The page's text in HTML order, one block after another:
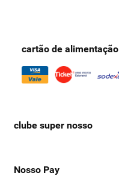
cartão de alimentação
clube super nosso
Nosso Pay